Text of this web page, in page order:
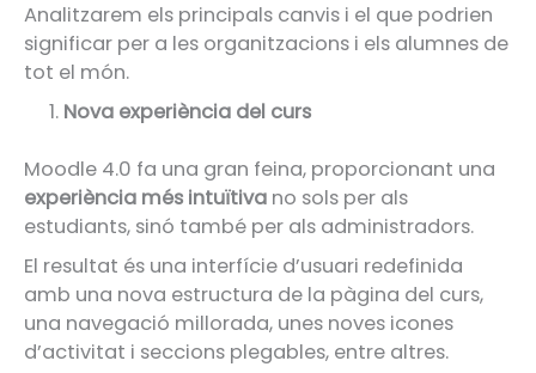
Analitzarem els principals canvis i el que podrien
significar per a les organitzacions i els alumnes de
tot el món.
Nova experiència del curs
Moodle 4.0 fa una gran feina, proporcionant una
experiència més intuïtiva no sols per als
estudiants, sinó també per als administradors.
El resultat és una interfície d’usuari redefinida
amb una nova estructura de la pàgina del curs,
una navegació millorada, unes noves icones
d’activitat i seccions plegables, entre altres.